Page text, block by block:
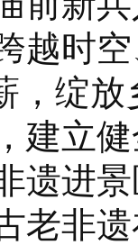
越时
，绽
建立
遗进
老非